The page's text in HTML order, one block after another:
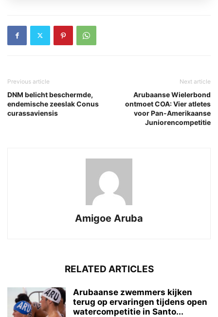
Previous article
DNM belicht beschermde,
endemische zeeslak Conus
curassaviensis
Next article
Arubaanse Wielerbond
ontmoet COA: Vier atletes
voor Pan-Amerikaanse
Juniorencompetitie
Amigoe Aruba
RELATED ARTICLES
Arubaanse zwemmers kijken
terug op ervaringen tijdens open
watercompetitie in Santo...